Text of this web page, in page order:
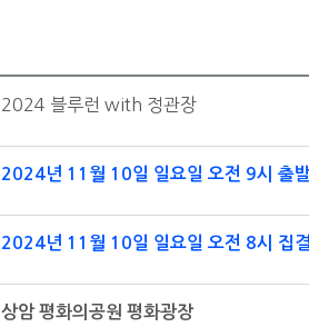
2024 블루런 with 정관장
2024년 11월 10일 일요일 오전 9시 출
2024년 11월 10일 일요일 오전 8시 집
상암 평화의공원 평화광장